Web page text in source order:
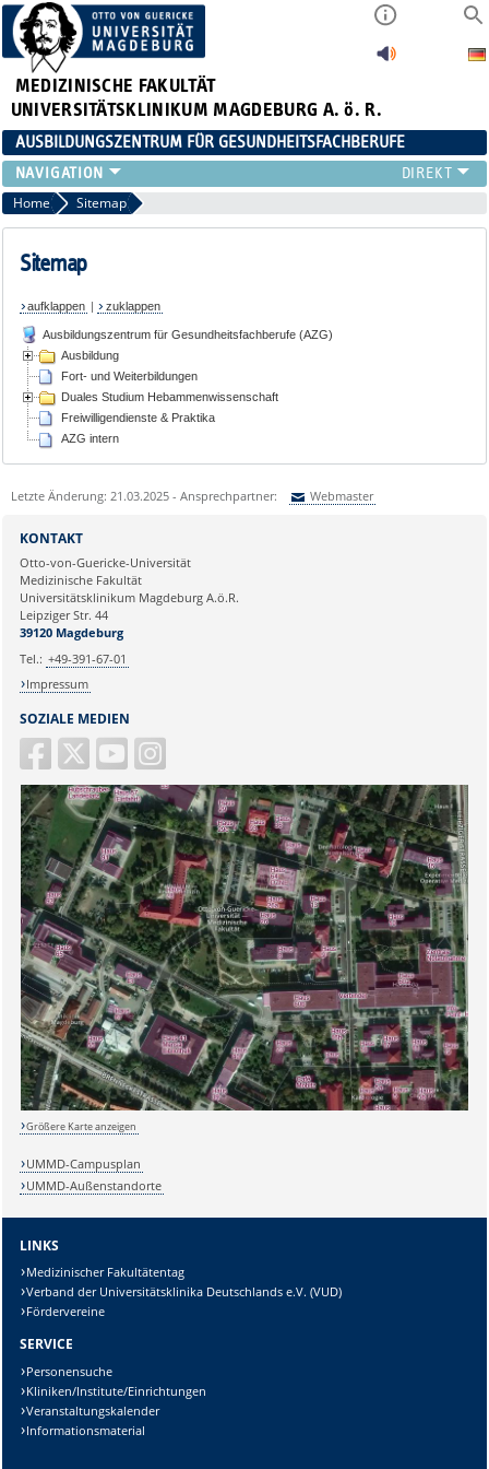
MEDIZINISCHE FAKULTÄT
UNIVERSITÄTSKLINIKUM MAGDEBURG A. ö. R.
AUSBILDUNGSZENTRUM FÜR GESUNDHEITSFACHBERUFE
AUSBILDUNG
FORT- UND WEITERBILDUNGEN
DUALES STUDIUM HEBAMMENWISSENSCHAFT
AZG INTERN
Home Sitemap
Sitemap
aufklappen | zuklappen
Ausbildungszentrum für Gesundheitsfachberufe (AZG)
Ausbildung
Fort- und Weiterbildungen
Duales Studium Hebammenwissenschaft
Freiwilligendienste & Praktika
AZG intern
Letzte Änderung: 21.03.2025 - Ansprechpartner: Webmaster
Ihre E-Mailadresse:
Ihr Anliegen:
Sicherheitsabfrage:
Lösung:
SOZIALE MEDIEN
KONTAKT
Otto-von-Guericke-Universität
Medizinische Fakultät
Universitätsklinikum Magdeburg A.ö.R.
Leipziger Str. 44
39120 Magdeburg
Tel.: +49-391-67-01
Impressum
Größere Karte anzeigen
UMMD-Campusplan
UMMD-Außenstandorte
LINKS
Medizinischer Fakultätentag
Verband der Universitätsklinika Deutschlands e.V. (VUD)
Fördervereine
SERVICE
Personensuche
Kliniken/Institute/Einrichtungen
Veranstaltungskalender
Informationsmaterial